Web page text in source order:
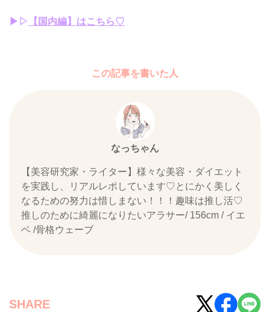
▶︎▷ 【国内編】はこちら♡
この記事を書いた人
なっちゃん
【美容研究家・ライター】様々な美容・ダイエット
を実践し、リアルレポしています♡とにかく美しく
なるための努力は惜しまない！！！趣味は推し活♡
推しのために綺麗になりたいアラサー/ 156cm / イエ
ベ /骨格ウェーブ
SHARE